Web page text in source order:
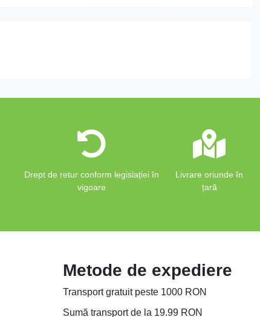
Drept de retur conform legislației în
vigoare
Livrare oriunde în
țară
Metode de expediere
Transport gratuit peste 1000 RON
Sumă transport de la 19.99 RON